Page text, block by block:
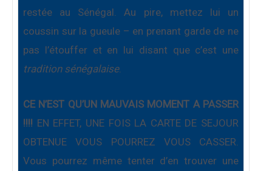
restée au Sénégal. Au pire, mettez lui un
coussin sur la gueule – en prenant garde de ne
pas l’étouffer et en lui disant que c’est une
tradition sénégalaise.
CE N’EST QU’UN MAUVAIS MOMENT A PASSER
!!!! EN EFFET, UNE FOIS LA CARTE DE SEJOUR
OBTENUE VOUS POURREZ VOUS CASSER.
Vous pourrez même tenter d’en trouver une